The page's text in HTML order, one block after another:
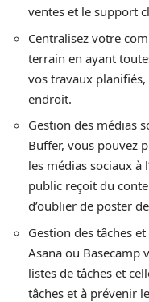
ventes et le support
Centralisez votre
terrain en ayant
vos travaux
endroit.
Gestion des médias
Buffer, vous pouvez
les médias sociaux à
public reçoit du
d’oublier de poster
Gestion des tâches
Asana ou Basecamp
listes de tâches et
tâches et à prévenir